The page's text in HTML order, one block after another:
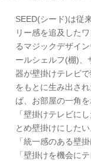
SEED(シード)は従
リー感を追及した
るマジックデザイ
ールシェルフ(棚)、
器が壁掛けテレビ
をもとに生み出さ
ば、お部屋の一角
「壁掛けテレビに
とめ壁掛けにしたい
「統一感のある壁
「壁掛けを機会に